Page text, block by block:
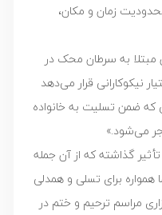
زمان و مکان،
مبتلا به سرطان محک در
در اختیار نیکوکارانی قرار می‌دهد
که ضمن تسلیت به خانواده
می‌شود.»
گذاشته که از آن جمله
همواره برای تسلی و همدلی
مراسم ترحیم و ختم در